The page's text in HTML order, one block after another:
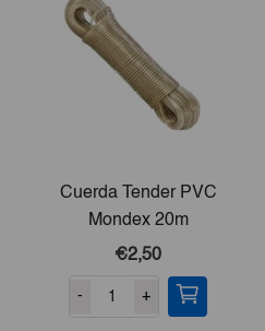
Cuerda Tender PVC
Mondex 20m
€2,50
- +